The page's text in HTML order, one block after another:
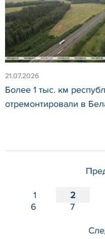
21.07.2026
Более 1 тыс. км
отремонтировали в
1
2
6
7